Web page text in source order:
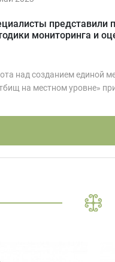
представили
мониторинга и
над созданием единой
на местном уровне»